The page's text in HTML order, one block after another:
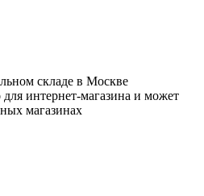
складе в Москве
интернет-магазина и может
магазинах